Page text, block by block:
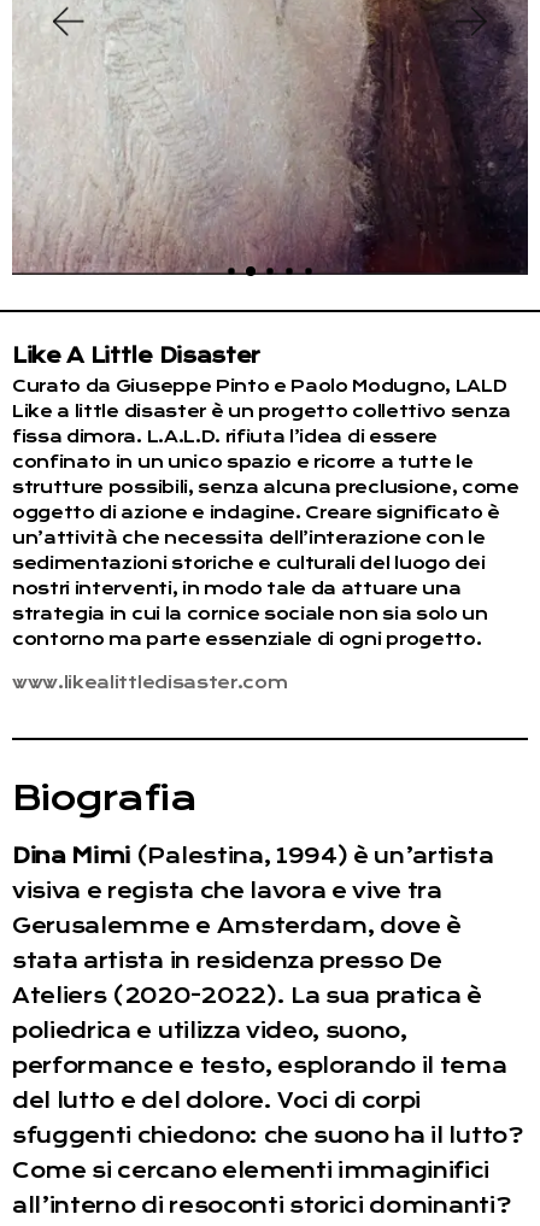
Like A Little Disaster
Curato da Giuseppe Pinto e Paolo Modugno, LALD
Like a little disaster è un progetto collettivo senza
fissa dimora. L.A.L.D. rifiuta l’idea di essere
confinato in un unico spazio e ricorre a tutte le
strutture possibili, senza alcuna preclusione, come
oggetto di azione e indagine. Creare significato è
un’attività che necessita dell’interazione con le
sedimentazioni storiche e culturali del luogo dei
nostri interventi, in modo tale da attuare una
strategia in cui la cornice sociale non sia solo un
contorno ma parte essenziale di ogni progetto.
www.likealittledisaster.com
Biografia
Dina Mimi (Palestina, 1994) è un’artista
visiva e regista che lavora e vive tra
Gerusalemme e Amsterdam, dove è
stata artista in residenza presso De
Ateliers (2020-2022). La sua pratica è
poliedrica e utilizza video, suono,
performance e testo, esplorando il tema
del lutto e del dolore. Voci di corpi
sfuggenti chiedono: che suono ha il lutto?
Come si cercano elementi immaginifici
all’interno di resoconti storici dominanti?